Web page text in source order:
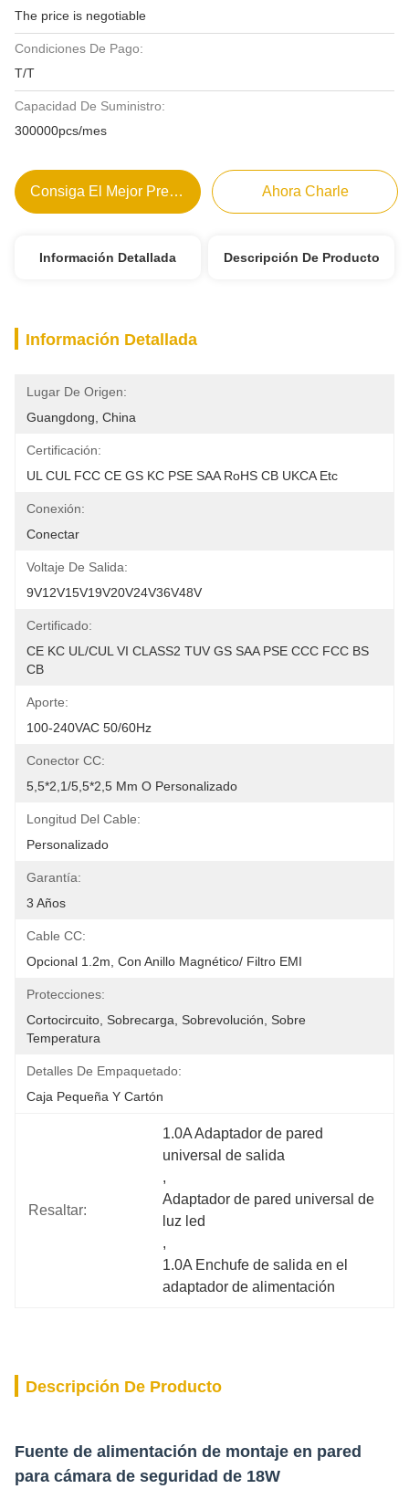
The price is negotiable
Condiciones De Pago:
T/T
Capacidad De Suministro:
300000pcs/mes
Consiga El Mejor Precio Ahora Charle
Información Detallada Descripción De Producto
Información Detallada
Lugar De Origen:
Guangdong, China
Certificación:
UL CUL FCC CE GS KC PSE SAA RoHS CB UKCA Etc
Conexión:
Conectar
Voltaje De Salida:
9V12V15V19V20V24V36V48V
Certificado:
CE KC UL/CUL VI CLASS2 TUV GS SAA PSE CCC FCC BS
CB
Aporte:
100-240VAC 50/60Hz
Conector CC:
5,5*2,1/5,5*2,5 Mm O Personalizado
Longitud Del Cable:
Personalizado
Garantía:
3 Años
Cable CC:
Opcional 1.2m, Con Anillo Magnético/ Filtro EMI
Protecciones:
Cortocircuito, Sobrecarga, Sobrevolución, Sobre
Temperatura
Detalles De Empaquetado:
Caja Pequeña Y Cartón
Resaltar:
1.0A Adaptador de pared
universal de salida
,
Adaptador de pared universal de
luz led
,
1.0A Enchufe de salida en el
adaptador de alimentación
Descripción De Producto
Fuente de alimentación de montaje en pared
para cámara de seguridad de 18W